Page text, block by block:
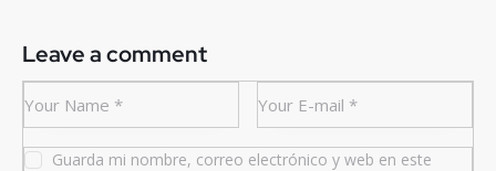
Leave a comment
Guarda mi nombre, correo electrónico y web en este